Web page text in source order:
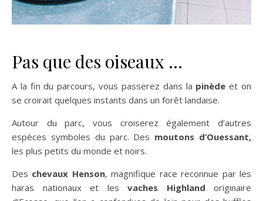
Pas que des oiseaux …
A la fin du parcours, vous passerez dans la pinède et on
se croirait quelques instants dans un forêt landaise.
Autour du parc, vous croiserez également d’autres
espèces symboles du parc. Des moutons d’Ouessant,
les plus petits du monde et noirs.
Des chevaux Henson, magnifique race reconnue par les
haras nationaux et les vaches Highland originaire